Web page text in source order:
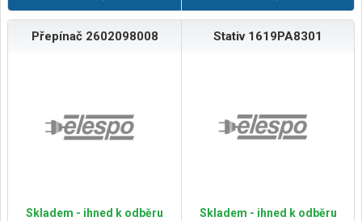
Přepínač 2602098008
Skladem - ihned k odběru
Stativ 1619PA8301
Skladem - ihned k odběru